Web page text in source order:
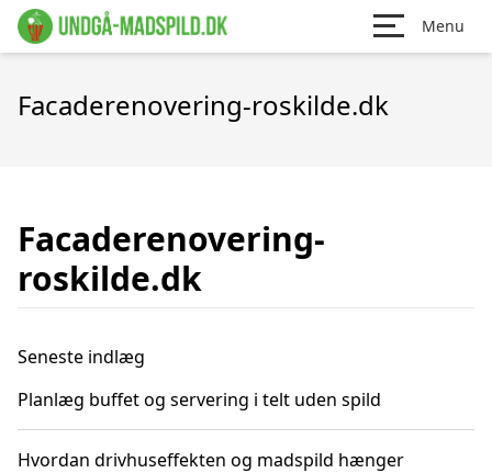
Menu
Facaderenovering-roskilde.dk
Facaderenovering-
roskilde.dk
Seneste indlæg
Planlæg buffet og servering i telt uden spild
Hvordan drivhuseffekten og madspild hænger